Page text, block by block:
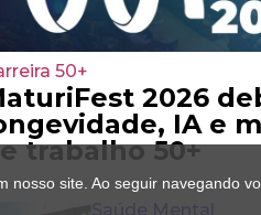
50+
2026
IA e
trabalho 50+
nosso site. Ao seguir navegando